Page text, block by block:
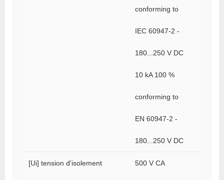
conforming to
IEC 60947-2 -
180...250 V DC
10 kA 100 %
conforming to
EN 60947-2 -
180...250 V DC
[Ui] tension d'isolement 500 V CA